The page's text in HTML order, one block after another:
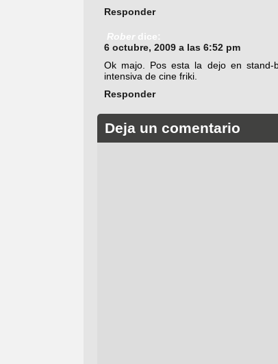
Responder
Rober dice:
6 octubre, 2009 a las 6:52 pm
Ok majo. Pos esta la dejo en stand-
intensiva de cine friki.
Responder
Deja un comentario